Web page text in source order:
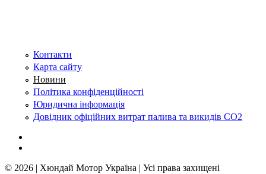
Контакти
Карта сайту
Новини
Політика конфіденційності
Юридична інформація
Довідник офіційних витрат палива та викидів СО2
© 2026 | Хюндай Мотор Україна | Усі права захищені